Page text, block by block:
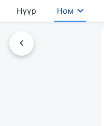
Нүүр Ном